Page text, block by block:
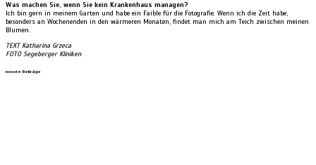
Was machen Sie, wenn Sie kein Krankenhaus managen?
Ich bin gern in meinem Garten und habe ein Faible für die Fotografie. Wenn ich die Zeit habe,
besonders an Wochenenden in den wärmeren Monaten, findet man mich am Teich zwischen meinen
Blumen.
TEXT Katharina Grzeca
FOTO Segeberger Kliniken
neuste Beiträge